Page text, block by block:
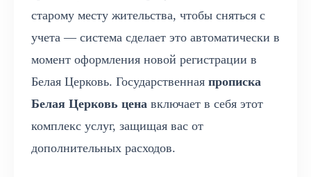
старому месту жительства, чтобы сняться с
учета — система сделает это автоматически в
момент оформления новой регистрации в
Белая Церковь. Государственная прописка
Белая Церковь цена включает в себя этот
комплекс услуг, защищая вас от
дополнительных расходов.